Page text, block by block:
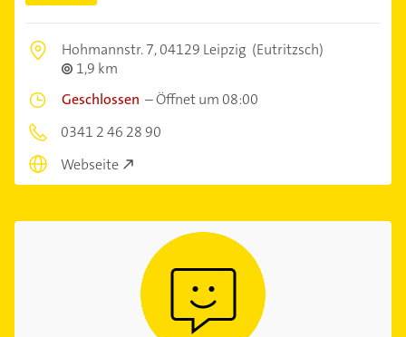
Hohmannstr. 7,04129 Leipzig (Eutritzsch)
1,9 km
Geschlossen –Öffnet um 08:00
0341 2 46 28 90
Webseite